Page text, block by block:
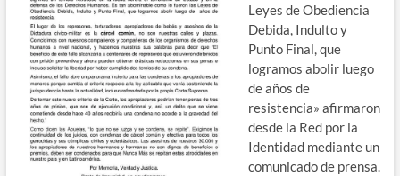
Leyes de Obediencia
Debida, Indulto y
Punto Final, que
logramos abolir luego
de años de
resistencia» afirmaron
desde la Red por la
Identidad mediante un
comunicado de prensa.